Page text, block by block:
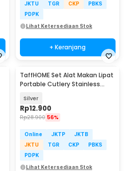
JKTU
TGR CKP
PBKS
PDPK
Lihat Ketersediaan Stok
+ Keranjang
TaffHOME Set Alat Makan Lipat
Portable Cutlery Stainless
Silver
Rp12.900
Rp28.900 56%
Online JKTP
JKTB
JKTU
TGR CKP
PBKS
PDPK
Lihat Ketersediaan Stok